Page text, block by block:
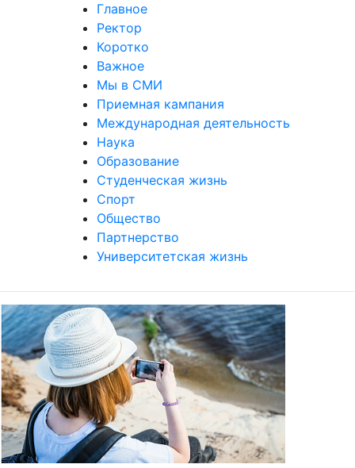
Главное
Ректор
Коротко
Важное
Мы в СМИ
Приемная кампания
Международная деятельность
Наука
Образование
Студенческая жизнь
Спорт
Общество
Партнерство
Университетская жизнь